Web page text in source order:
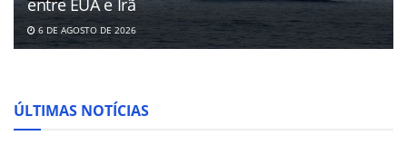
6 DE AGOSTO DE 2026
ÚLTIMAS NOTÍCIAS